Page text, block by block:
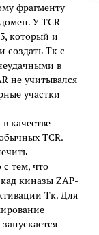
фрагменту
У TCR
который и
создать Тк с
в
не учитывался
участки
качестве
TCR.
тем, что
киназы ZAP-
Тк. Для